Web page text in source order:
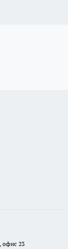
офис 23